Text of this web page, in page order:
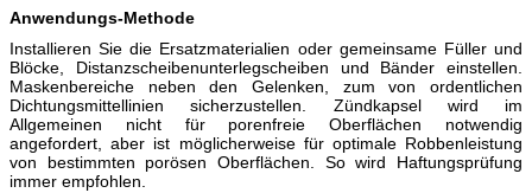
Anwendungs-Methode
Installieren Sie die Ersatzmaterialien oder gemeinsame Füller und
Blöcke, Distanzscheibenunterlegscheiben und Bänder einstellen.
Maskenbereiche neben den Gelenken, zum von ordentlichen
Dichtungsmittellinien sicherzustellen. Zündkapsel wird im
Allgemeinen nicht für porenfreie Oberflächen notwendig
angefordert, aber ist möglicherweise für optimale Robbenleistung
von bestimmten porösen Oberflächen. So wird Haftungsprüfung
immer empfohlen.